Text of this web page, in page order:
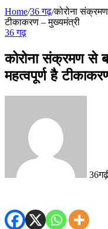
Home/36 गढ़/कोरोना
टीकाकरण – मुख्यमंत्री
36 गढ़
कोरोना संक्रमण से
महत्वपूर्ण है